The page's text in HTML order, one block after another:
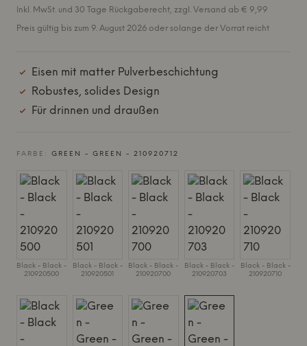
Inkl. MwSt. und 30 Tage Rückgaberecht, zzgl. Versand ab € 9,99
Preis gültig bis zum 9. August 2026 oder solange der Vorrat reicht
Eisen mit matter Pulverbeschichtung
Robustes, solides Design
Für drinnen und draußen
FARBE: GREEN - GREEN - 210920712
Black - Black -
210920500
Black - Black -
210920501
Black - Black -
210920700
Black - Black -
210920703
Black - Black -
210920710